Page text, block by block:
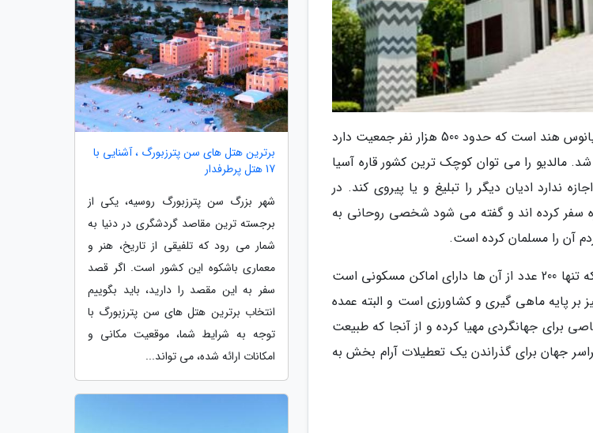
مالدیو مجموعه ای از چندین جزیره در جنوب شرقی آسیا و قرار گرفته در اقیانوس هند است که حدود 500 هزار نفر جمعیت دارد
شد. مالدیو را می توان کوچک ترین کشور قاره آسیا
ادیان دیگر را تبلیغ و یا پیروی کند. در
سفر کرده اند و گفته می شود شخصی روحانی به
آن را مسلمان کرده است.
این مجمع الجزایر شامل بیش از 1000 جزیره کوچک و بزرگ مرجانی است که تنها 200 عدد از آن ها دارای اماکن مسکونی است
نیز بر پایه ماهی گیری و کشاورزی است و البته عمده
برای جهانگردی مهیا کرده و از آنجا که طبیعت
جهان برای گذراندن یک تعطیلات آرام بخش به
برترین هتل های سن پترزبورگ ، آشنایی با
17 هتل پرطرفدار
شهر بزرگ سن پترزبورگ روسیه، یکی از
برجسته ترین مقاصد گردشگری در دنیا به
شمار می رود که تلفیقی از تاریخ، هنر و
معماری باشکوه این کشور است. اگر قصد
سفر به این مقصد را دارید، باید بگوییم
انتخاب برترین هتل های سن پترزبورگ با
توجه به شرایط شما، موقعیت مکانی و
امکانات ارائه شده، می تواند...